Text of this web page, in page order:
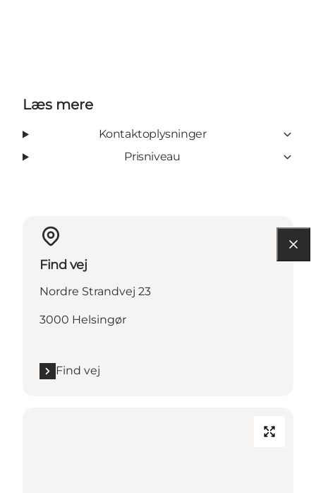
Læs mere
Kontaktoplysninger
Prisniveau
Find vej
Nordre Strandvej 23
3000 Helsingør
Find vej